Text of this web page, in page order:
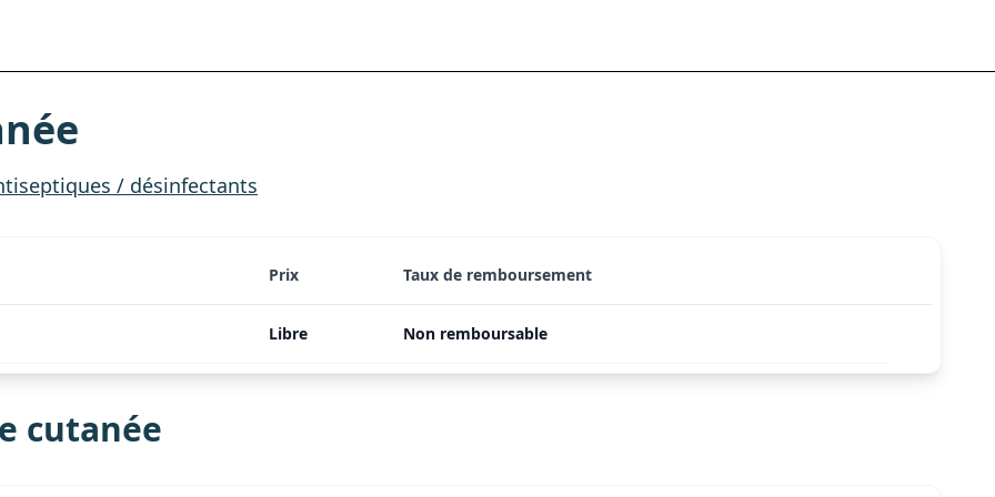
/ désinfectants
Prix Taux de remboursement
Libre Non remboursable
cutanée